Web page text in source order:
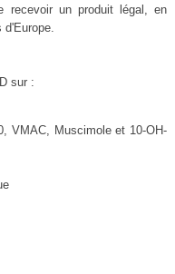
recevoir un produit légal, en
sur :
VMAC, Muscimole et 10-OH-